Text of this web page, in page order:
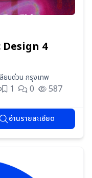
4
ยบด่วน กรุงเทพ
1 0 587
อ่านรายละเอียด